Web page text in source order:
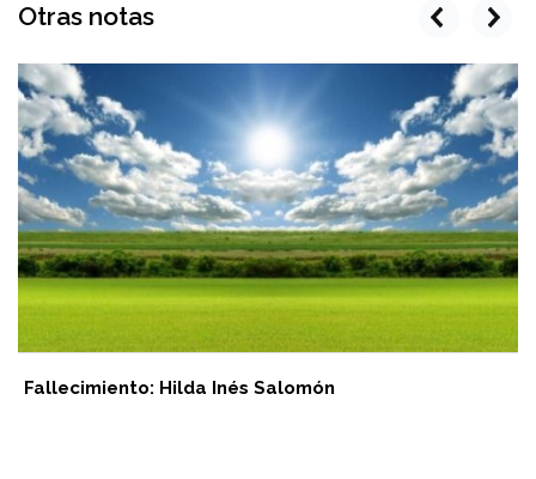
Otras notas
Fallecimiento: Hilda Inés Salomón
prev next